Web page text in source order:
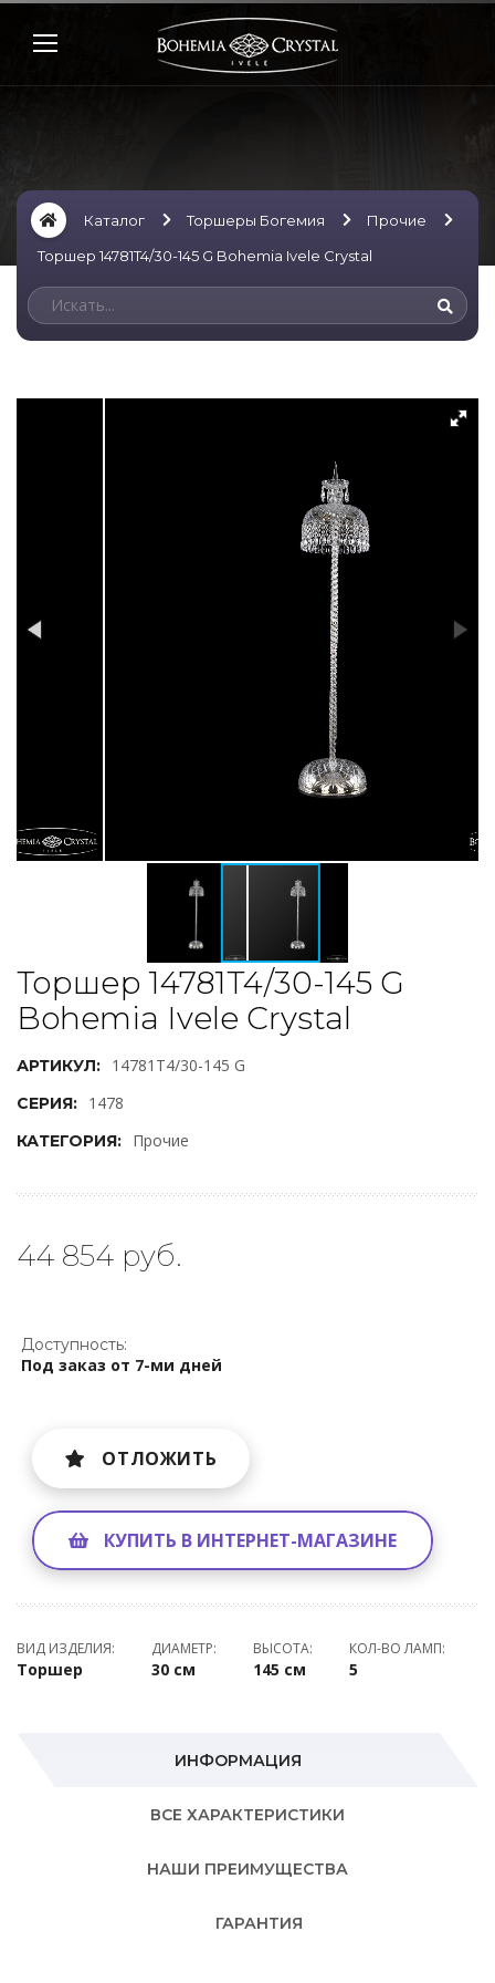
Каталог Торшеры Богемия
Прочие
Торшер 14781T4/30-145 G Bohemia Ivele Crystal
Торшер 14781T4/30-145 G
Bohemia Ivele Crystal
АРТИКУЛ: 14781T4/30-145 G
СЕРИЯ: 1478
КАТЕГОРИЯ: Прочие
44 854 руб.
Доступность:
Под заказ от 7-ми дней
ОТЛОЖИТЬ
КУПИТЬ В ИНТЕРНЕТ-МАГАЗИНЕ
ВИД ИЗДЕЛИЯ:
Торшер
ДИАМЕТР:
30 см
ВЫСОТА:
145 см
КОЛ-ВО ЛАМП:
5
ИНФОРМАЦИЯ
ВСЕ ХАРАКТЕРИСТИКИ
НАШИ ПРЕИМУЩЕСТВА
ГАРАНТИЯ